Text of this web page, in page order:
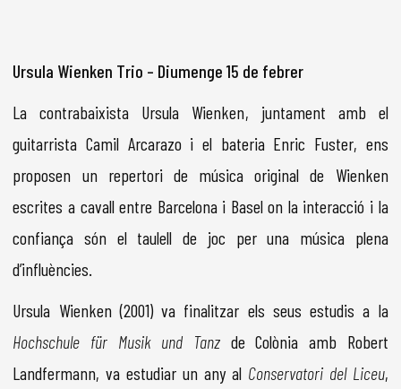
Ursula Wienken Trio – Diumenge 15 de febrer
La contrabaixista Ursula Wienken, juntament amb el
guitarrista Camil Arcarazo i el bateria Enric Fuster, ens
proposen un repertori de música original de Wienken
escrites a cavall entre Barcelona i Basel on la interacció i la
confiança són el taulell de joc per una música plena
d’influències.
Ursula Wienken (2001) va finalitzar els seus estudis a la
Hochschule für Musik und Tanz de Colònia amb Robert
Landfermann, va estudiar un any al Conservatori del Liceu,